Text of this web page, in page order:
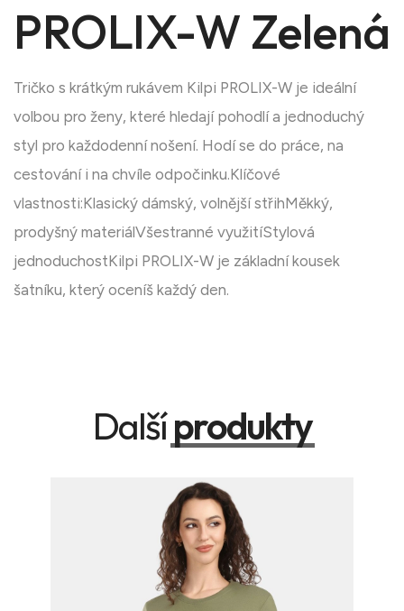
PROLIX-W Zelená
Tričko s krátkým rukávem Kilpi PROLIX-W je ideální
volbou pro ženy, které hledají pohodlí a jednoduchý
styl pro každodenní nošení. Hodí se do práce, na
cestování i na chvíle odpočinku.Klíčové
vlastnosti:Klasický dámský, volnější střihMěkký,
prodyšný materiálVšestranné využitíStylová
jednoduchostKilpi PROLIX-W je základní kousek
šatníku, který oceníš každý den.
Dalšíprodukty